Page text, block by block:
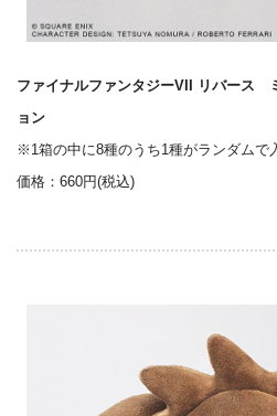
ファイナルファンタジーVII リバース
ョン
※1箱の中に8種のうち1種がランダムで
価格：660円(税込)